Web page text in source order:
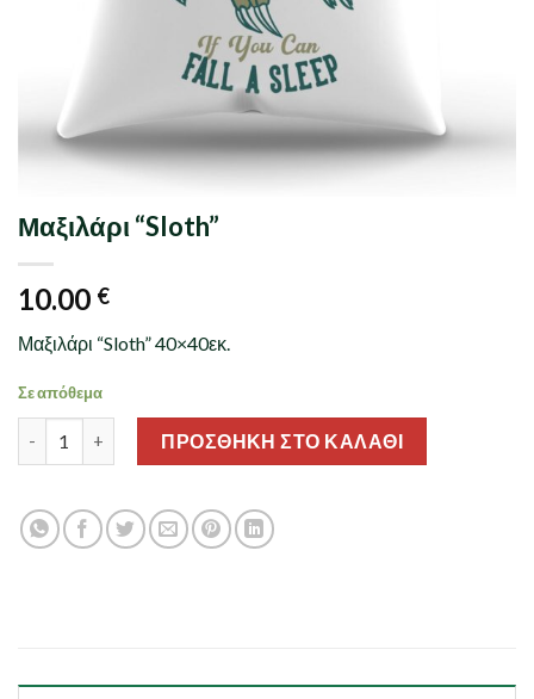
Μαξιλάρι “Sloth”
10.00 €
Μαξιλάρι “Sloth” 40×40εκ.
Σε απόθεμα
Μαξιλάρι "Sloth" ποσότηταΠΡΟΣΘΉΚΗ ΣΤΟ ΚΑΛΆΘΙ